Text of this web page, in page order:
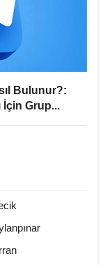
Bulunur?:
İçin Grup...